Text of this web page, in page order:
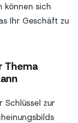
können sich
Ihr Geschäft zu
Thema
Schlüssel zur